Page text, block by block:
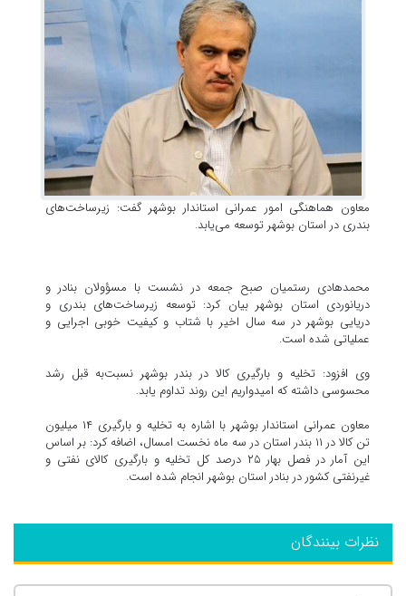
معاون هماهنگی امور عمرانی استاندار بوشهر گفت: زیرساخت‌های
بندری در استان بوشهر توسعه می‌یابد.
محمدهادی رستمیان صبح جمعه در نشست با مسؤولان بنادر و
دریانوردی استان بوشهر بیان کرد: توسعه زیرساخت‌های بندری و
دریایی بوشهر در سه سال اخیر با شتاب و کیفیت خوبی اجرایی و
عملیاتی شده است.
وی افزود: تخلیه و بارگیری کالا در بندر بوشهر نسبت‌به قبل رشد
محسوسی داشته که امیدواریم این روند تداوم یابد.
معاون عمرانی استاندار بوشهر با اشاره به تخلیه و بارگیری ۱۴ میلیون
تن کالا در ۱۱ بندر استان در سه ماه نخست امسال، اضافه کرد: بر اساس
این آمار در فصل بهار ۲۵ درصد کل تخلیه و بارگیری کالای نفتی و
غیرنفتی کشور در بنادر استان بوشهر انجام شده است.
نظرات بینندگان